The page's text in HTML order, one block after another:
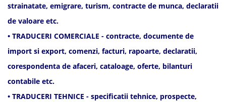
strainatate, emigrare, turism, contracte de munca, declaratii
de valoare etc.
• TRADUCERI COMERCIALE - contracte, documente de
import si export, comenzi, facturi, rapoarte, declaratii,
corespondenta de afaceri, cataloage, oferte, bilanturi
contabile etc.
• TRADUCERI TEHNICE - specificatii tehnice, prospecte,